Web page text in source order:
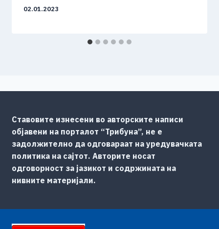
02.01.2023
Ставовите изнесени во авторските написи
објавени на порталот “Трибуна”, не е
задолжително да одговараат на уредувачката
политика на сајтот. Авторите носат
одговорност за јазикот и содржината на
нивните материјали.